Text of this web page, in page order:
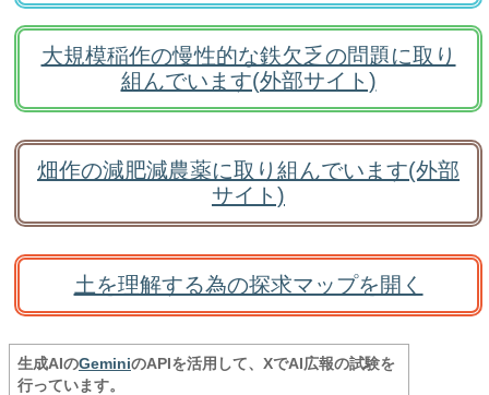
大規模稲作の慢性的な鉄欠乏の問題に取り
組んでいます(外部サイト)
畑作の減肥減農薬に取り組んでいます(外部
サイト)
土を理解する為の探求マップを開く
生成AIのGeminiのAPIを活用して、XでAI広報の試験を
行っています。